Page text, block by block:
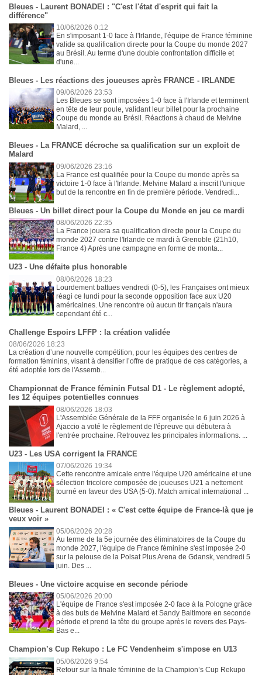
Bleues - Laurent BONADEI : "C'est l'état d'esprit qui fait la
différence"
10/06/2026 0:12
En s'imposant 1-0 face à l'Irlande, l'équipe de France féminine
valide sa qualification directe pour la Coupe du monde 2027
au Brésil. Au terme d'une double confrontation difficile et
d'une...
Bleues - Les réactions des joueuses après FRANCE - IRLANDE
09/06/2026 23:53
Les Bleues se sont imposées 1-0 face à l'Irlande et terminent
en tête de leur poule, validant leur billet pour la prochaine
Coupe du monde au Brésil. Réactions à chaud de Melvine
Malard, ...
Bleues - La FRANCE décroche sa qualification sur un exploit de
Malard
09/06/2026 23:16
La France est qualifiée pour la Coupe du monde après sa
victoire 1-0 face à l'Irlande. Melvine Malard a inscrit l'unique
but de la rencontre en fin de première période. Vendredi...
Bleues - Un billet direct pour la Coupe du Monde en jeu ce mardi
08/06/2026 22:35
La France jouera sa qualification directe pour la Coupe du
monde 2027 contre l'Irlande ce mardi à Grenoble (21h10,
France 4) Après une campagne en forme de monta...
U23 - Une défaite plus honorable
08/06/2026 18:23
Lourdement battues vendredi (0-5), les Françaises ont mieux
réagi ce lundi pour la seconde opposition face aux U20
américaines. Une rencontre où aucun tir français n'aura
cependant été c...
Challenge Espoirs LFFP : la création validée
08/06/2026 18:23
La création d’une nouvelle compétition, pour les équipes des centres de
formation féminins, visant à densifier l’offre de pratique de ces catégories, a
été adoptée lors de l'Assemb...
Championnat de France féminin Futsal D1 - Le règlement adopté,
les 12 équipes potentielles connues
08/06/2026 18:03
L'Assemblée Générale de la FFF organisée le 6 juin 2026 à
Ajaccio a voté le règlement de l'épreuve qui débutera à
l'entrée prochaine. Retrouvez les principales informations. ...
U23 - Les USA corrigent la FRANCE
07/06/2026 19:34
Cette rencontre amicale entre l'équipe U20 américaine et une
sélection tricolore composée de joueuses U21 a nettement
tourné en faveur des USA (5-0). Match amical international ...
Bleues - Laurent BONADEI : « C'est cette équipe de France-là que je
veux voir »
05/06/2026 20:28
Au terme de la 5e journée des éliminatoires de la Coupe du
monde 2027, l'équipe de France féminine s'est imposée 2-0
sur la pelouse de la Polsat Plus Arena de Gdansk, vendredi 5
juin. Des ...
Bleues - Une victoire acquise en seconde période
05/06/2026 20:00
L'équipe de France s'est imposée 2-0 face à la Pologne grâce
à des buts de Melvine Malard et Sandy Baltimore en seconde
période et prend la tête du groupe après le revers des Pays-
Bas e...
Champion’s Cup Rekupo : Le FC Vendenheim s'impose en U13
05/06/2026 9:54
Retour sur la finale féminine de la Champion’s Cup Rekupo